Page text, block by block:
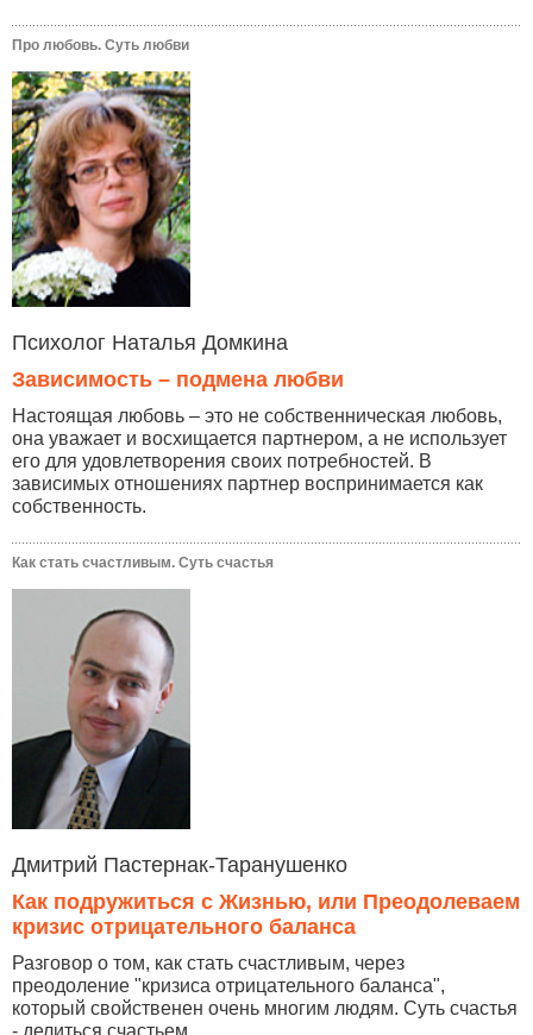
Про любовь. Суть любви
Психолог Наталья Домкина
Зависимость – подмена любви
Настоящая любовь – это не собственническая любовь,
она уважает и восхищается партнером, а не использует
его для удовлетворения своих потребностей. В
зависимых отношениях партнер воспринимается как
собственность.
Как стать счастливым. Суть счастья
Дмитрий Пастернак-Таранушенко
Как подружиться с Жизнью, или Преодолеваем
кризис отрицательного баланса
Разговор о том, как стать счастливым, через
преодоление "кризиса отрицательного баланса",
который свойственен очень многим людям. Суть счастья
- делиться счастьем...